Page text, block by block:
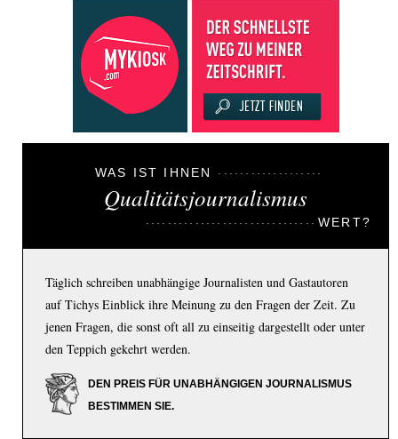
WAS IST IHNEN
Qualitätsjournalismus
WERT?
Täglich schreiben unabhängige Journalisten und Gastautoren
auf Tichys Einblick ihre Meinung zu den Fragen der Zeit. Zu
jenen Fragen, die sonst oft all zu einseitig dargestellt oder unter
den Teppich gekehrt werden.
DEN PREIS FÜR UNABHÄNGIGEN JOURNALISMUS
BESTIMMEN SIE.